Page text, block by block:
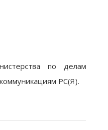
по делам
РС(Я).